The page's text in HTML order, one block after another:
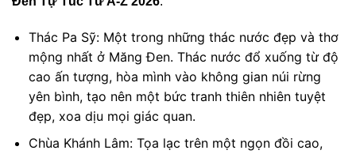
Thác Pa Sỹ: Một trong những thác nước đẹp và thơ
mộng nhất ở Măng Đen. Thác nước đổ xuống từ độ
cao ấn tượng, hòa mình vào không gian núi rừng
yên bình, tạo nên một bức tranh thiên nhiên tuyệt
đẹp, xoa dịu mọi giác quan.
Chùa Khánh Lâm: Tọa lạc trên một ngọn đồi cao,